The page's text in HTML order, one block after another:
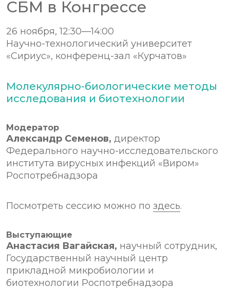
СБМ в Конгрессе
26 ноября, 12:30—14:00
Научно-технологический университет
«Сириус», конференц-зал «Курчатов»
Молекулярно-биологические методы
исследования и биотехнологии
Модератор
Александр Семенов, директор
Федерального научно-исследовательского
института вирусных инфекций «Виром»
Роспотребнадзора
Посмотреть сессию можно по здесь.
Выступающие
Анастасия Вагайская, научный сотрудник,
Государственный научный центр
прикладной микробиологии и
биотехнологии Роспотребнадзора